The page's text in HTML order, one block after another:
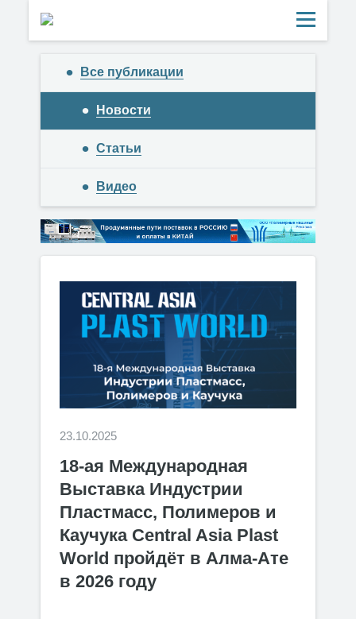
Все публикации
Новости
Статьи
Видео
23.10.2025
18-ая Международная
Выставка Индустрии
Пластмасс, Полимеров и
Каучука Central Asia Plast
World пройдёт в Алма-Ате
в 2026 году